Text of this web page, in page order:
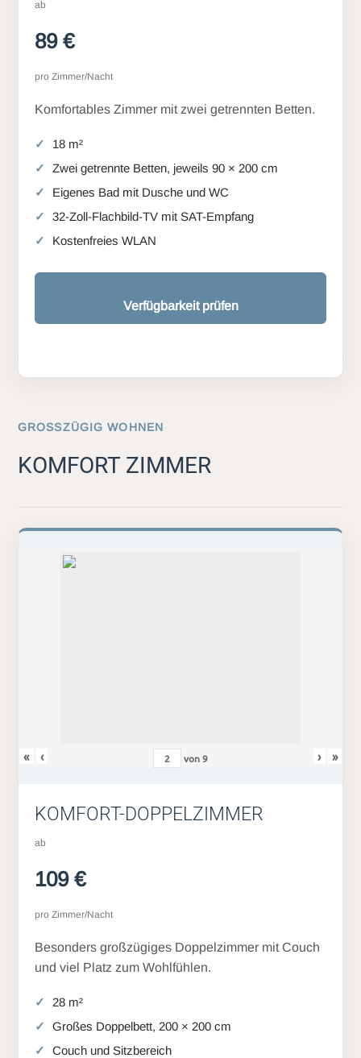
ab
89 €
pro Zimmer/Nacht
Komfortables Zimmer mit zwei getrennten Betten.
18 m²
Zwei getrennte Betten, jeweils 90 × 200 cm
Eigenes Bad mit Dusche und WC
32-Zoll-Flachbild-TV mit SAT-Empfang
Kostenfreies WLAN
Verfügbarkeit prüfen
GROSSZÜGIG WOHNEN
KOMFORT ZIMMER
« ‹ von9 › »
KOMFORT-DOPPELZIMMER
ab
109 €
pro Zimmer/Nacht
Besonders großzügiges Doppelzimmer mit Couch
und viel Platz zum Wohlfühlen.
28 m²
Großes Doppelbett, 200 × 200 cm
Couch und Sitzbereich